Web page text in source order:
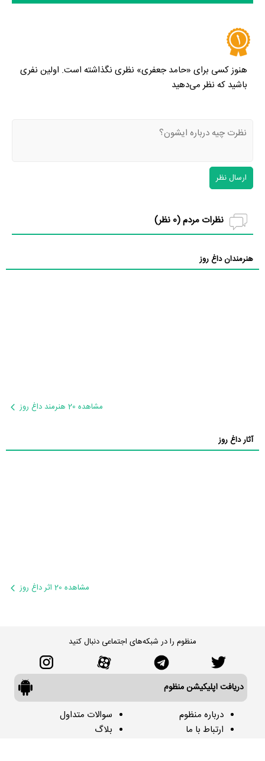
هنوز کسی برای «حامد جعفری» نظری نگذاشته است. اولین نفری
باشید که نظر می‌دهید
ارسال نظر
نظرات مردم (0 نظر)
هنرمندان داغ روز
مشاهده 20 هنرمند داغ روز
آثار داغ روز
مشاهده 20 اثر داغ روز
منظوم را در شبکه‌های اجتماعی دنبال کنید
دریافت اپلیکیشن منظوم
درباره منظوم
ارتباط با ما
سوالات متداول
بلاگ